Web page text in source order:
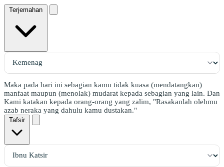
Terjemahan
Maka pada hari ini sebagian kamu tidak kuasa (mendatangkan)
manfaat maupun (menolak) mudarat kepada sebagian yang lain. Dan
Kami katakan kepada orang-orang yang zalim, "Rasakanlah olehmu
azab neraka yang dahulu kamu dustakan."
Tafsir